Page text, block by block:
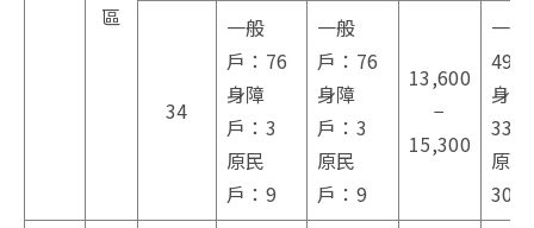
區
34
一般
戶：76
身障
戶：3
原民
戶：9
一般
戶：76
身障
戶：3
原民
戶：9
13,600
−
15,300
一
497
身
33
原
30